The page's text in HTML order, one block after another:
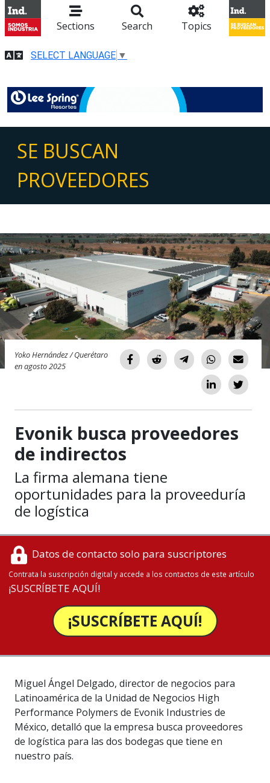
Sections Search Topics
SELECT LANGUAGE ▼
SE BUSCAN
PROVEEDORES
Yoko Hernández / Querétaro
en agosto 2025
Evonik busca proveedores
de indirectos
La firma alemana tiene
oportunidades para la proveeduría
de logística
Datos de contacto solo para suscriptores
Contrata la suscripción digital y accede a los contactos de este artículo
¡SUSCRÍBETE AQUÍ!
¡SUSCRÍBETE AQUÍ!
Miguel Ángel Delgado, director de negocios para
Latinoamérica de la Unidad de Negocios High
Performance Polymers de Evonik Industries de
México, detalló que la empresa busca proveedores
de logística para las dos bodegas que tiene en
nuestro país.